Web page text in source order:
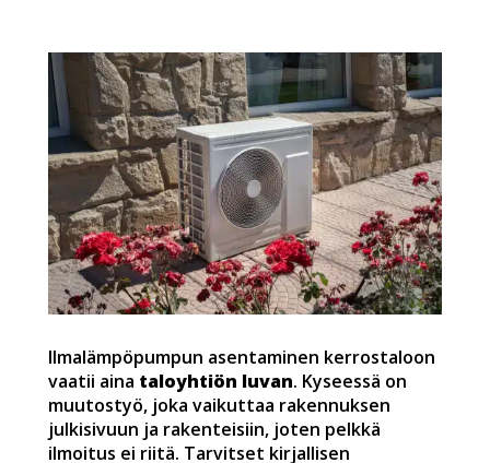
Ilmalämpöpumpun asentaminen kerrostaloon
vaatii aina taloyhtiön luvan. Kyseessä on
muutostyö, joka vaikuttaa rakennuksen
julkisivuun ja rakenteisiin, joten pelkkä
ilmoitus ei riitä. Tarvitset kirjallisen